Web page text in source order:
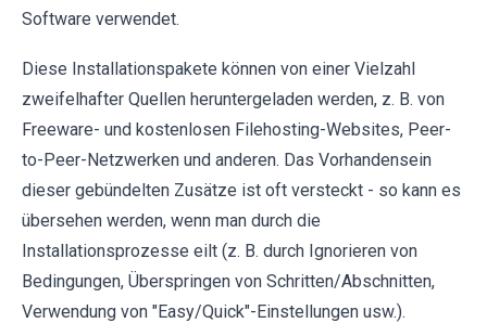
Software verwendet.
Diese Installationspakete können von einer Vielzahl
zweifelhafter Quellen heruntergeladen werden, z. B. von
Freeware- und kostenlosen Filehosting-Websites, Peer-
to-Peer-Netzwerken und anderen. Das Vorhandensein
dieser gebündelten Zusätze ist oft versteckt - so kann es
übersehen werden, wenn man durch die
Installationsprozesse eilt (z. B. durch Ignorieren von
Bedingungen, Überspringen von Schritten/Abschnitten,
Verwendung von "Easy/Quick"-Einstellungen usw.).